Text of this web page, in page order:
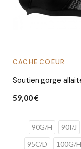
CACHE COEUR
59,00 €
90G/H
90I/J
95C/D
100G/H